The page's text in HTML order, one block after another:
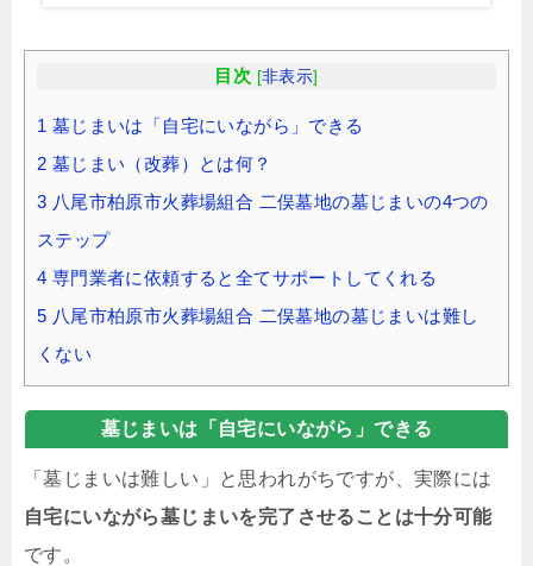
目次 [非表示]
1 墓じまいは「自宅にいながら」できる
2 墓じまい（改葬）とは何？
3 八尾市柏原市火葬場組合 二俣墓地の墓じまいの4つの
ステップ
4 専門業者に依頼すると全てサポートしてくれる
5 八尾市柏原市火葬場組合 二俣墓地の墓じまいは難し
くない
墓じまいは「自宅にいながら」できる
「墓じまいは難しい」と思われがちですが、実際には
自宅にいながら墓じまいを完了させることは十分可能
です。